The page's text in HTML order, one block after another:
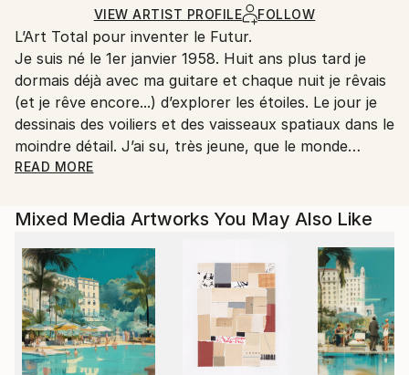
Ships in a Box
by our printing partner.
Ships From:
Printing facility in California.
VIEW ARTIST PROFILE FOLLOW
L’Art Total pour inventer le Futur.
Je suis né le 1er janvier 1958. Huit ans plus tard je
dormais déjà avec ma guitare et chaque nuit je rêvais
(et je rêve encore...) d’explorer les étoiles. Le jour je
dessinais des voiliers et des vaisseaux spatiaux dans le
moindre détail. J’ai su, très jeune, que le monde
extérieur était dangereux pour des gens comme moi.
des créatures fantastiques de Jérôme Bosch, des
mains de graveur sublime d’Alfred Dürer, des extases
devant les héroïnes des peintres romantiques du XIX,
et d’un imaginaire d’’outre-vie’ inspiré de Poe,
Asimov,Dick, Lovecraft et beaucoup d’autres…
Depuis l’Art fantastique, la Science-Fiction et la
Science (mathématiques, physique quantique,
sciences informatiques, génie génétique…) m’ont
READ MORE
Mixed Media Artworks You May Also Like